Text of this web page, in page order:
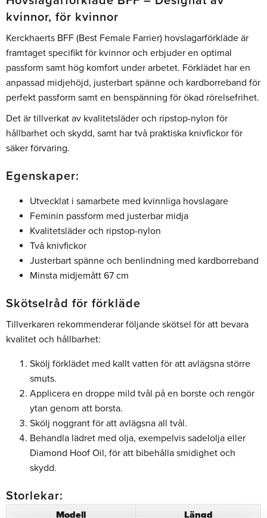
kvinnor, för kvinnor
Kerckhaerts BFF (Best Female Farrier) hovslagarförkläde är
framtaget specifikt för kvinnor och erbjuder en optimal
passform samt hög komfort under arbetet. Förklädet har en
anpassad midjehöjd, justerbart spänne och kardborreband för
perfekt passform samt en benspänning för ökad rörelsefrihet.
Det är tillverkat av kvalitetsläder och ripstop-nylon för
hållbarhet och skydd, samt har två praktiska knivfickor för
säker förvaring.
Egenskaper:
Utvecklat i samarbete med kvinnliga hovslagare
Feminin passform med justerbar midja
Kvalitetsläder och ripstop-nylon
Två knivfickor
Justerbart spänne och benlindning med kardborreband
Minsta midjemått 67 cm
Skötselråd för förkläde
Tillverkaren rekommenderar följande skötsel för att bevara
kvalitet och hållbarhet:
Skölj förklädet med kallt vatten för att avlägsna större
smuts.
Applicera en droppe mild tvål på en borste och rengör
ytan genom att borsta.
Skölj noggrant för att avlägsna all tvål.
Behandla lädret med olja, exempelvis sadelolja eller
Diamond Hoof Oil, för att bibehålla smidighet och
skydd.
Storlekar:
Modell Längd